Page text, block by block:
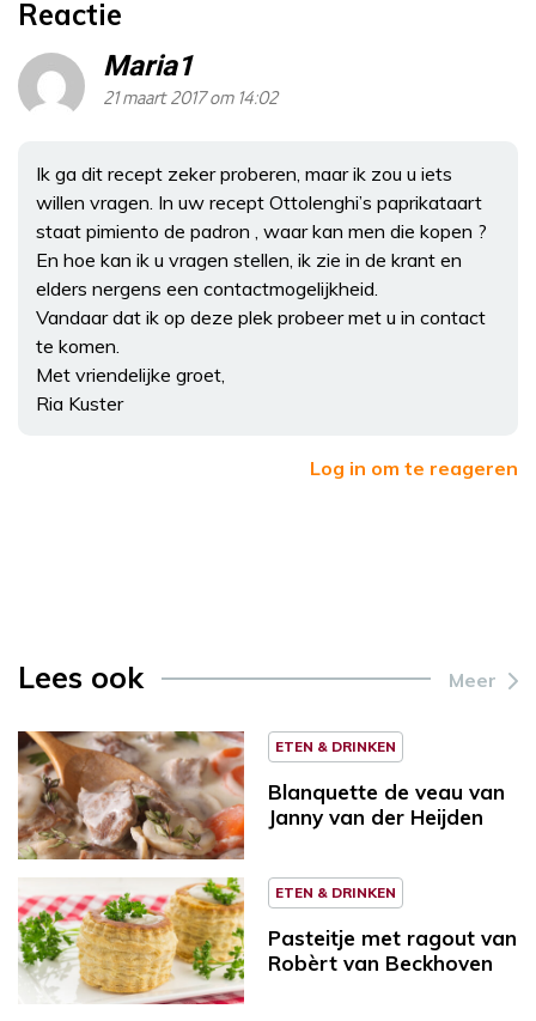
Reactie
Maria1
21 maart 2017 om 14:02
Ik ga dit recept zeker proberen, maar ik zou u iets
willen vragen. In uw recept Ottolenghi’s paprikataart
staat pimiento de padron , waar kan men die kopen ?
En hoe kan ik u vragen stellen, ik zie in de krant en
elders nergens een contactmogelijkheid.
Vandaar dat ik op deze plek probeer met u in contact
te komen.
Met vriendelijke groet,
Ria Kuster
Log in om te reageren
Lees ook Meer
ETEN & DRINKEN
Blanquette de veau van
Janny van der Heijden
ETEN & DRINKEN
Pasteitje met ragout van
Robèrt van Beckhoven